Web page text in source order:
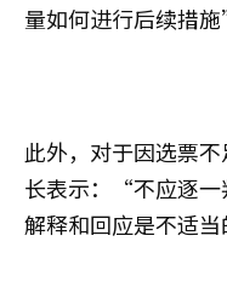
量如何进行后续措施
此外，对于因选票
长表示：“不应逐一
解释和回应是不适当